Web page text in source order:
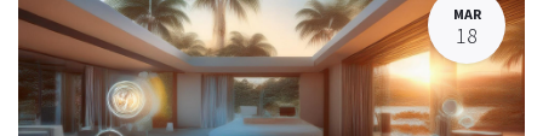
MAR
18